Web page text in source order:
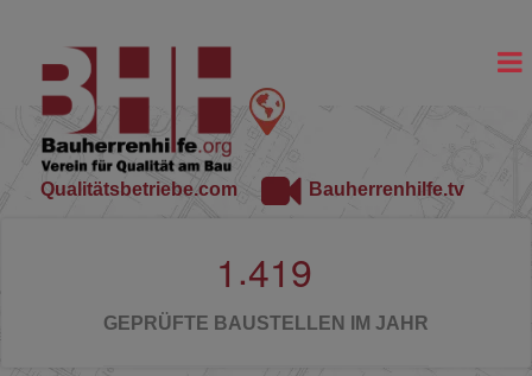
Qualitätsbetriebe.com Bauherrenhilfe.tv
1 .419
GEPRÜFTE BAUSTELLEN IM JAHR